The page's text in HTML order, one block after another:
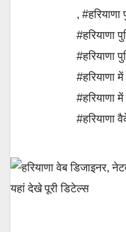
, #हरियाणा
#हरियाणा
#हरियाणा
#हरियाणा
#हरियाणा
#हरियाणा